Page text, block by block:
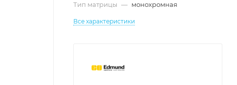
Тип матрицы — монохромная
Все характеристики